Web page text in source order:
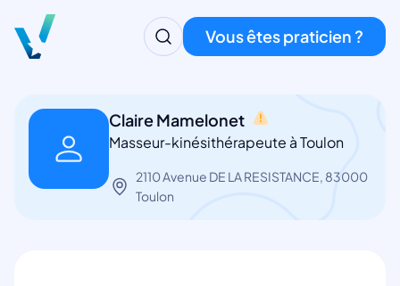
Vous êtes praticien ?
Claire Mamelonet
Masseur-kinésithérapeute à Toulon
2110 Avenue DE LA RESISTANCE, 83000
Toulon